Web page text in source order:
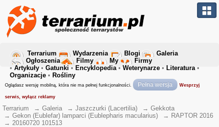
Terrarium Wydarzenia Blogi
Galeria
Ogłoszenia
Filmy My
Firmy
• Artykuły • Gatunki • Encyklopedia• Weterynarze • Literatura•
Organizacje • Rośliny
Oglądasz wersję mobilną, która nie ma pełnej funkcjonalności. Pełna wersja Wesprzyj
serwis, wyłącz reklamy
Terrarium → Galeria → Jaszczurki (Lacertilia) → Gekkota
→ Gekon (Eublefar) lamparci (Eublepharis macularius) → RAPTOR 2016
→ 20160720 101513